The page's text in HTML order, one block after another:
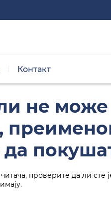
Контакт
Црно/бела тема
не
проверите да ли сте